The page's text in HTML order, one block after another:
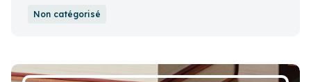
fondamentales sur le droit à l'oubli et le contrôle
Non catégorisé